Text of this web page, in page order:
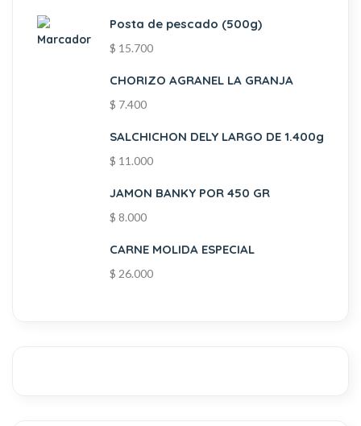
Posta de pescado (500g)
$ 15.700
CHORIZO AGRANEL LA GRANJA
$ 7.400
SALCHICHON DELY LARGO DE 1.400g
$ 11.000
JAMON BANKY POR 450 GR
$ 8.000
CARNE MOLIDA ESPECIAL
$ 26.000